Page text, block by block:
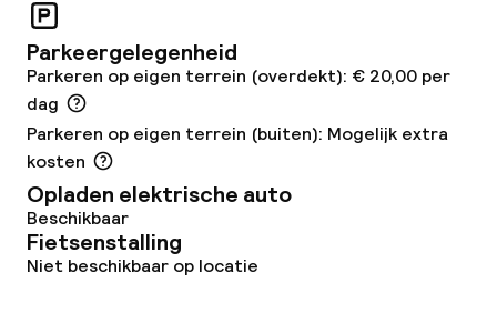
Parkeergelegenheid
Parkeren op eigen terrein (overdekt): € 20,00 per
dag
Parkeren op eigen terrein (buiten): Mogelijk extra
kosten
Opladen elektrische auto
Beschikbaar
Fietsenstalling
Niet beschikbaar op locatie